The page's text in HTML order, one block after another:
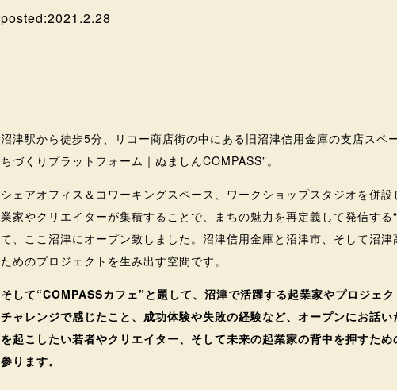
posted:2021.2.28
沼津駅から徒歩5分、リコー商店街の中にある旧沼津信用金庫の支店スペ
ちづくりプラットフォーム｜ぬましんCOMPASS”。
シェアオフィス＆コワーキングスペース、ワークショップスタジオを併
業家やクリエイターが集積することで、まちの魅力を再定義して発信する
て、ここ沼津にオープン致しました。沼津信用金庫と沼津市、そして沼
ためのプロジェクトを生み出す空間です。
そして“COMPASSカフェ”と題して、沼津で活躍する起業家やプロジェ
チャレンジで感じたこと、成功体験や失敗の経験など、オープンにお話
を起こしたい若者やクリエイター、そして未来の起業家の背中を押すた
参ります。